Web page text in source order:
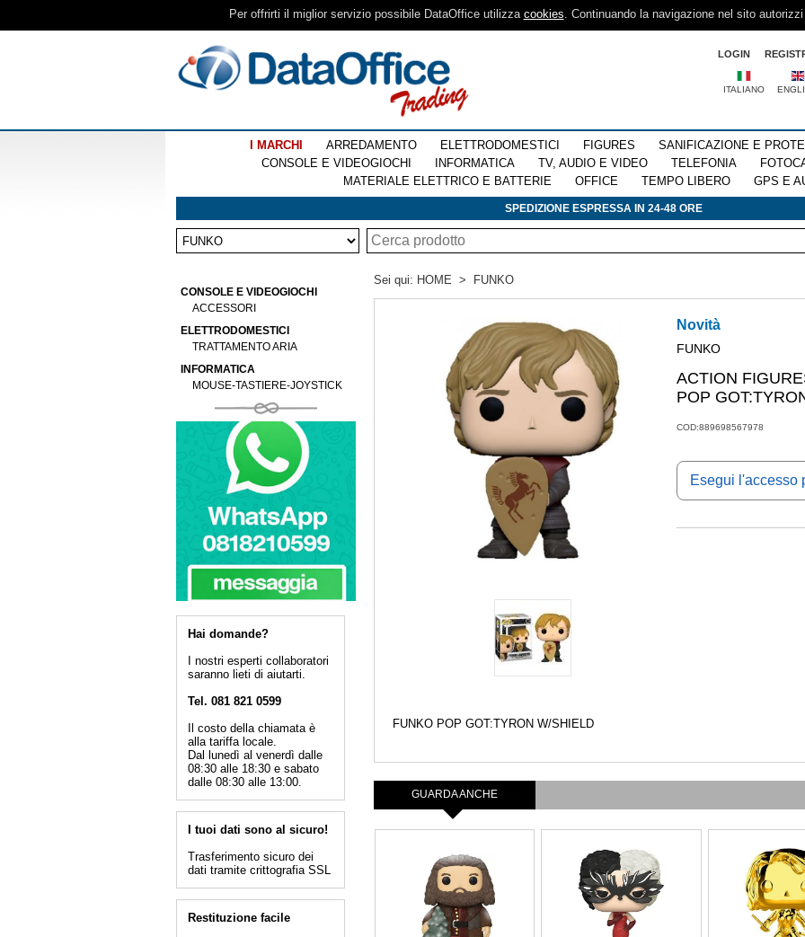
Per offrirti il miglior servizio possibile DataOffice utilizza cookies. Continuando la navigazione nel sito autorizzi
LOGIN
ITALIANO
I MARCHI ARREDAMENTO ELETTRODOMESTICI FIGURES SANIFICAZIONE E
CONSOLE E VIDEOGIOCHI
INFORMATICA TV, AUDIO E VIDEO TELEFONIA
MATERIALE ELETTRICO E BATTERIE
OFFICE TEMPO LIBERO GPS E
SPEDIZIONE ESPRESSA IN 24-48 ORE
CONSOLE E VIDEOGIOCHI
ACCESSORI
ELETTRODOMESTICI
TRATTAMENTO ARIA
INFORMATICA
MOUSE-TASTIERE-JOYSTICK
Hai domande?
I nostri esperti collaboratori
saranno lieti di aiutarti.
Tel. 081 821 0599
Il costo della chiamata è
alla tariffa locale.
Dal lunedì al venerdì dalle
08:30 alle 18:30 e sabato
dalle 08:30 alle 13:00.
I tuoi dati sono al sicuro!
Trasferimento sicuro dei
dati tramite crittografia SSL
Restituzione facile
Sei qui: HOME > FUNKO
Novità
FUNKO
ACTION
POP
COD:889698567978
Esegui l'accesso
FUNKO POP GOT:TYRON W/SHIELD
GUARDA ANCHE